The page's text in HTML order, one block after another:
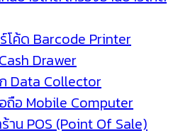
โค้ด Barcode Printer
Drawer
Data Collector
ถือ Mobile Computer
าน POS (Point Of Sale)